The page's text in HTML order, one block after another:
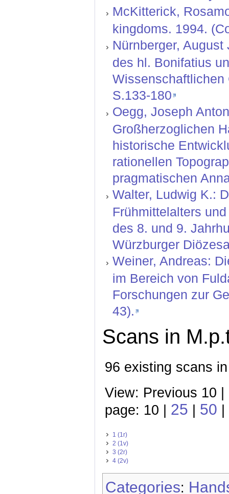
McKitterick,
kingdoms. 1994.
Nürnberger,
des hl. Bonifatius
Wissenschaftlichen
S.133-180
Oegg, Joseph
Großherzoglichen
historische
rationellen
pragmatischen
Walter, Ludwig K.:
Frühmittelalters
des 8. und 9.
Würzburger
Weiner, Andreas:
im Bereich von
Forschungen zur
43).
Scans in
96 existing scans
View: Previous 10 |
page: 10 | 25 50
1 (1r)
2 (1v)
3 (2r)
4 (2v)
Categories: